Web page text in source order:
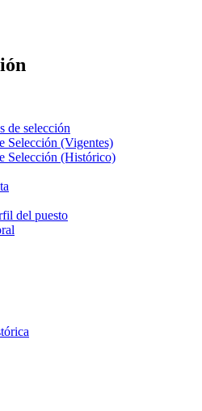
de selección
Selección (Vigentes)
Selección (Histórico)
del puesto